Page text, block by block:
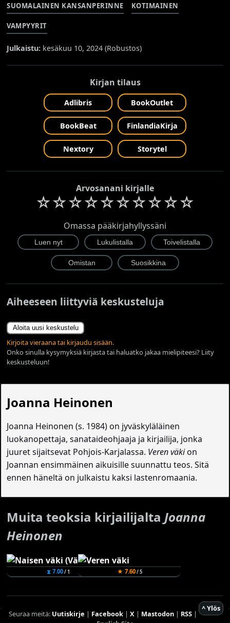
SUOMALAINEN KANSANPERINNE KOTIMAINEN
VAMPYYRIT
Julkaistu: kesäkuu 10, 2024 (Robustos)
Kirjan tilaus
Adlibris BookOutlet
BookBeat FinlandiaKirja
Nextory Storytel
Arvosanani kirjalle
☆☆☆☆☆☆☆☆☆☆
Omassa pääkirjahyllyssäni
Aiheeseen liittyviä keskusteluja
Aloita uusi keskustelu
Kirjoita vieraana tai kirjaudu sisään.
Onko sinulla kysymyksiä kirjasta tai haluatko jakaa mielipiteesi? Liity
keskusteluun!
Joanna Heinonen
Joanna Heinonen (s. 1984) on jyväskyläläinen
luokanopettaja, sanataideohjaaja ja kirjailija, jonka
juuret sijaitsevat Pohjois-Karjalassa. Veren väkion
Joannan ensimmäinen aikuisille suunnattu teos. Sitä
ennen häneltä on julkaistu kaksi lastenromaania.
Muita teoksia kirjailijalta Joanna
Heinonen
⧗ 7.00/ 1 ★ 7.60/ 5
^ Ylös
Seuraa meitä: Uutiskirje | Facebook| X| Mastodon| RSS|